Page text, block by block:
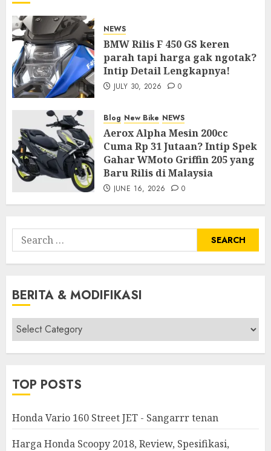
NEWS
BMW Rilis F 450 GS keren
parah tapi harga gak ngotak?
Intip Detail Lengkapnya!
JULY 30, 2026 0
Blog New Bike NEWS
Aerox Alpha Mesin 200cc
Cuma Rp 31 Jutaan? Intip Spek
Gahar WMoto Griffin 205 yang
Baru Rilis di Malaysia
JUNE 16, 2026 0
Search
for:
BERITA & MODIFIKASI
Berita
&
Modifikasi
TOP POSTS
Honda Vario 160 Street JET - Sangarrr tenan
Harga Honda Scoopy 2018, Review, Spesifikasi,